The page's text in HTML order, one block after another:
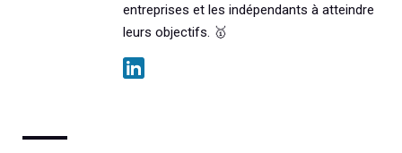
entreprises et les indépendants à atteindre
leurs objectifs. 🥇